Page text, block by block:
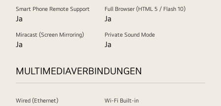
Smart Phone Remote Support
Ja
Full Browser (HTML 5 / Flash 10)
Ja
Miracast (Screen Mirroring)
Ja
Private Sound Mode
Ja
MULTIMEDIAVERBINDUNGEN
Wired (Ethernet) Wi-Fi Built-in